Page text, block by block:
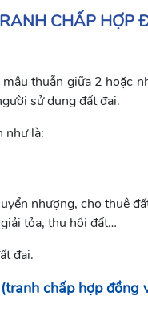
CHẤP HỢP
thuẫn giữa 2 hoặc
sử dụng đất đai.
như là:
nhượng, cho thuê
tỏa, thu hồi đất…
đai.
chấp hợp đồng